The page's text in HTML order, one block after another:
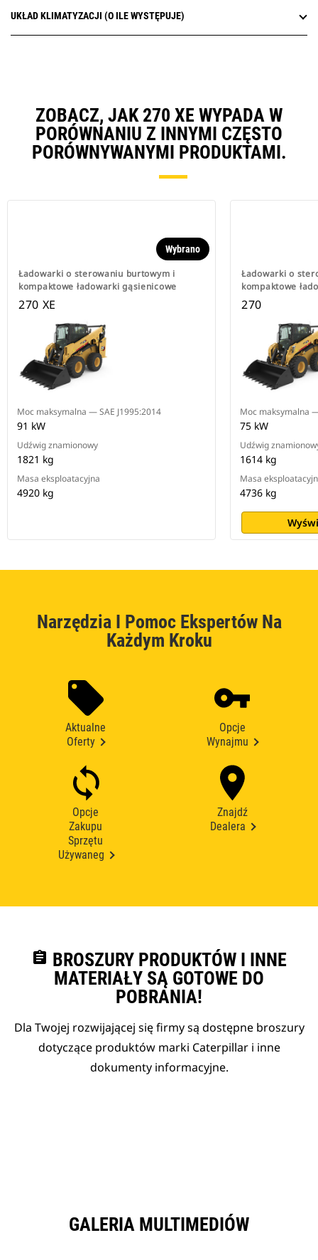
UKŁAD KLIMATYZACJI (O ILE WYSTĘPUJE)
ZOBACZ, JAK 270 XE WYPADA W
PORÓWNANIU Z INNYMI CZĘSTO
PORÓWNYWANYMI PRODUKTAMI.
Ładowarki o sterowaniu burtowym i
kompaktowe ładowarki gąsienicowe
Wybrano
270 XE
Moc maksymalna — SAE J1995:2014
91 kW
Udźwig znamionowy
1821 kg
Masa eksploatacyjna
4920 kg
Ładowarki o
kompaktowe
270
Moc maksymalna
75 kW
Udźwig
1614 kg
Masa
4736 kg
Narzędzia I Pomoc Ekspertów Na
Każdym Kroku
Aktualne
Oferty
Opcje
Wynajmu
Opcje
Zakupu
Sprzętu
Używaneg
Znajdź
Dealera
assignment BROSZURY PRODUKTÓW I INNE
MATERIAŁY SĄ GOTOWE DO
POBRANIA!
Dla Twojej rozwijającej się firmy są dostępne broszury
dotyczące produktów marki Caterpillar i inne
dokumenty informacyjne.
GALERIA MULTIMEDIÓW